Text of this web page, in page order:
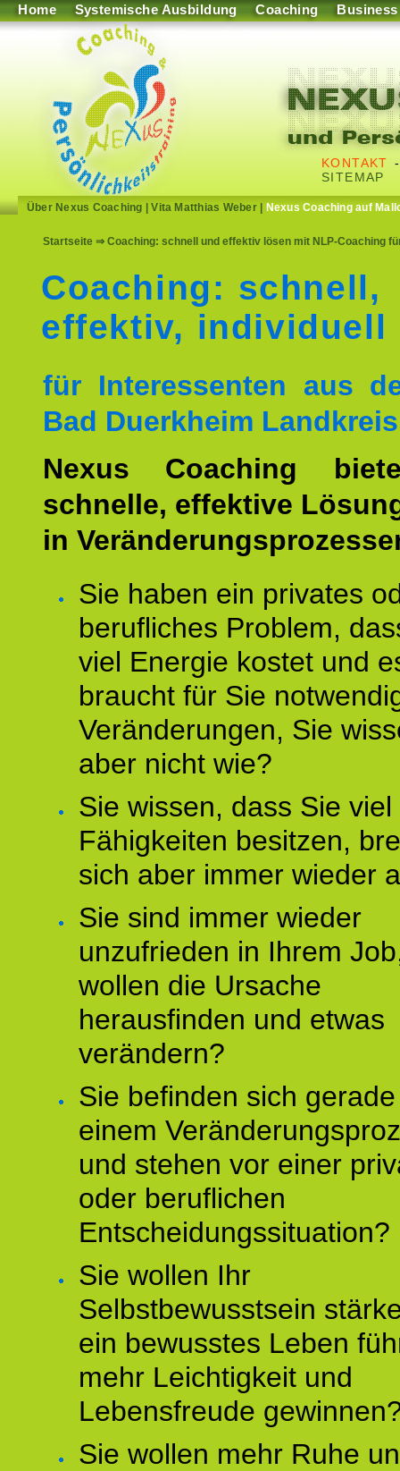
Home Systemische Ausbildung Coaching Business
KONTAKT
SITEMAP
Über Nexus Coaching |Vita Matthias Weber| Nexus Coaching auf
Startseite ⇒ Coaching: schnell und effektiv lösen mit NLP-Coaching
Coaching: schnell,
effektiv, individuell
für Interessenten aus
Bad Duerkheim
Nexus Coaching
schnelle, effektive
in
Sie haben ein privates
berufliches Problem,
viel Energie kostet und
braucht für Sie
Veränderungen, Sie
aber nicht wie?
Sie wissen, dass Sie
Fähigkeiten besitzen,
sich aber immer wieder
Sie sind immer wieder
unzufrieden in Ihrem
wollen die Ursache
herausfinden und etwas
verändern?
Sie befinden sich
einem
und stehen vor einer
oder beruflichen
Entscheidungssituation?
Sie wollen Ihr
Selbstbewusstsein
ein bewusstes Leben
mehr Leichtigkeit und
Lebensfreude
Sie wollen mehr Ruhe